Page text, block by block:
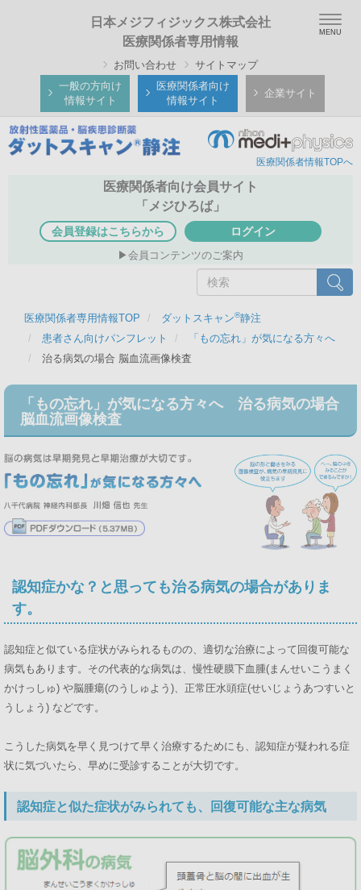
ン
ツ
日本メジフィジックス株式会社
医療関係者専用情報
お問い合わせ
サイトマップ
一般の方向け
情報サイト
医療関係者向け
情報サイト
企業サイト
医療関係者情報TOPへ
医療関係者向け会員サイト
「メジひろば」
会員登録はこちらから ログイン
会員コンテンツのご案内
索
検索
医療関係者専用情報TOP ダットスキャン®静注
患者さん向けパンフレット
「もの忘れ」が気になる方々へ
治る病気の場合 脳血流画像検査
「もの忘れ」が気になる方々へ 治る病気の場合
脳血流画像検査
認知症かな？と思っても治る病気の場合がありま
す。
認知症と似ている症状がみられるものの、適切な治療によって回復可能な
病気もあります。その代表的な病気は、慢性硬膜下血腫(まんせいこうまく
かけっしゅ) や脳腫瘍(のうしゅよう)、正常圧水頭症(せいじょうあつすいと
うしょう) などです。
こうした病気を早く見つけて早く治療するためにも、認知症が疑われる症
状に気づいたら、早めに受診することが大切です。
認知症と似た症状がみられても、回復可能な主な病気